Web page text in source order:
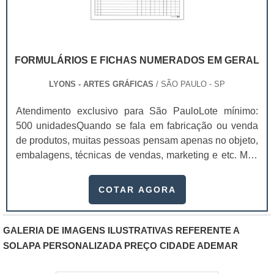
ao mesmo tempo possua qualidade e seja resistente
FORMULÁRIOS E FICHAS NUMERADOS EM GERAL
LYONS - ARTES GRÁFICAS / SÃO PAULO - SP
Atendimento exclusivo para São PauloLote mínimo:
500 unidadesQuando se fala em fabricação ou venda
de produtos, muitas pessoas pensam apenas no objeto,
embalagens, técnicas de vendas, marketing e etc. Mas
e logística adequada, esses esforços podem não valer
numerados em geral ganham um papel de destaque
muito pontual, pois estes itens, podem promover
diversos benefícios quando implementado em uma
COTAR AGORA
GALERIA DE IMAGENS ILUSTRATIVAS REFERENTE A
SOLAPA PERSONALIZADA PREÇO CIDADE ADEMAR